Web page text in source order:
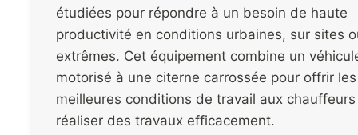
étudiées pour répondre à un besoin de haute
productivité en conditions urbaines, sur sites
extrêmes. Cet équipement combine un
motorisé à une citerne carrossée pour offrir les
meilleures conditions de travail aux
réaliser des travaux efficacement.